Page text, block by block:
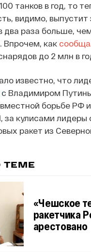
танков в год, то
видимо, выпустит
два раза больше,
Впрочем, как
до 2 млн в
известно, что
с Владимиром
борьбе РФ
кулисами лидеры
ракет из
ТЕМЕ
«Чешское
ракетчика
арестовано